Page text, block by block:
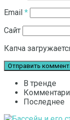
Email *
Сайт
Капча
В тренде
Последнее